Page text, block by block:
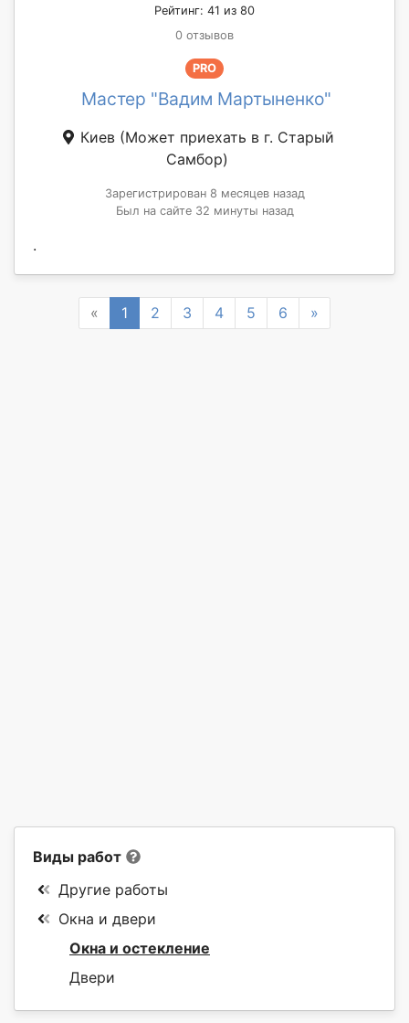
Рейтинг: 41 из 80
0 отзывов
PRO
Мастер "Вадим Мартыненко"
Киев (Может приехать в г. Старый
Самбор)
Зарегистрирован 8 месяцев назад
Был на сайте 32 минуты назад
.
« Previous
1 2 3 4 5 6 »
Виды работ
Другие работы
Окна и двери
Окна и остекление
Двери